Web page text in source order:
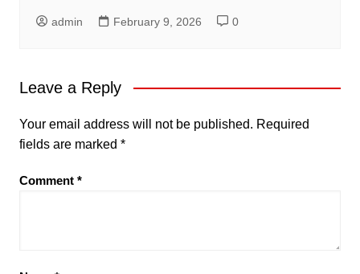
admin February 9, 2026 0
Leave a Reply
Your email address will not be published. Required
fields are marked *
Comment *